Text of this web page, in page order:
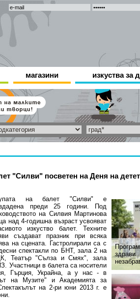
магазини изкуства за
"Силви" посветен на Деня на
на балет "Силви" е
преди 25 години. Под
на Силвия Мартинова
над 4-годишна възраст усвояват
изкуство балет. Техните
създават празник при всяка
на сцената. Гастролирали са с
спектакли по БНТ, зала 2 на
Театър "Сълза и Смях", зала
Участници в балета са носители
Гърция, Украйна, а у нас - в
на Музите" и Академията за
на 2-ри юни 2013 г. е